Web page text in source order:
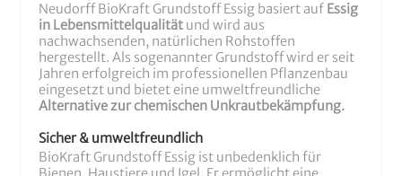
Neudorff BioKraft Grundstoff Essig basiert auf Essig
in Lebensmittelqualität und wird aus
nachwachsenden, natürlichen Rohstoffen
hergestellt. Als sogenannter Grundstoff wird er seit
Jahren erfolgreich im professionellen Pflanzenbau
eingesetzt und bietet eine umweltfreundliche
Alternative zur chemischen Unkrautbekämpfung.
Sicher & umweltfreundlich
BioKraft Grundstoff Essig ist unbedenklich für